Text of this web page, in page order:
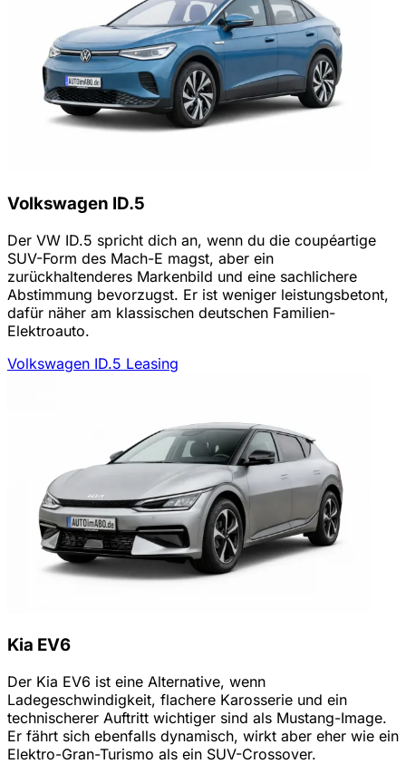
Volkswagen ID.5
Der VW ID.5 spricht dich an, wenn du die coupéartige
SUV-Form des Mach-E magst, aber ein
zurückhaltenderes Markenbild und eine sachlichere
Abstimmung bevorzugst. Er ist weniger leistungsbetont,
dafür näher am klassischen deutschen Familien-
Elektroauto.
Volkswagen ID.5 Leasing
Kia EV6
Der Kia EV6 ist eine Alternative, wenn
Ladegeschwindigkeit, flachere Karosserie und ein
technischerer Auftritt wichtiger sind als Mustang-Image.
Er fährt sich ebenfalls dynamisch, wirkt aber eher wie ein
Elektro-Gran-Turismo als ein SUV-Crossover.